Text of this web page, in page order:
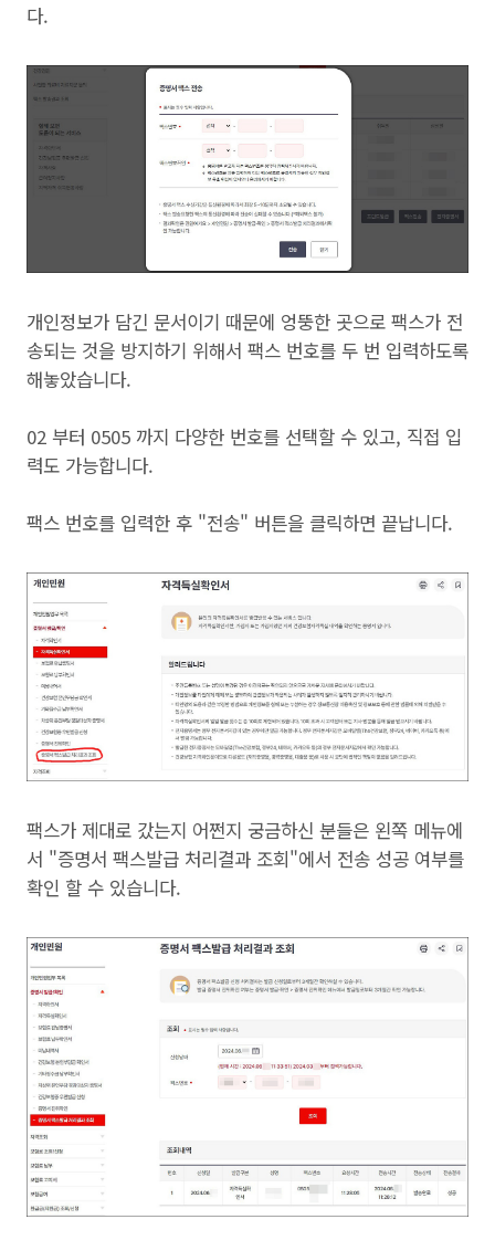
다.
개인정보가 담긴 문서이기 때문에 엉뚱한 곳으로 팩스가 전
송되는 것을 방지하기 위해서 팩스 번호를 두 번 입력하도록
해놓았습니다.
02 부터 0505 까지 다양한 번호를 선택할 수 있고, 직접 입
력도 가능합니다.
팩스 번호를 입력한 후 "전송" 버튼을 클릭하면 끝납니다.
팩스가 제대로 갔는지 어쩐지 궁금하신 분들은 왼쪽 메뉴에
서 "증명서 팩스발급 처리결과 조회"에서 전송 성공 여부를
확인 할 수 있습니다.